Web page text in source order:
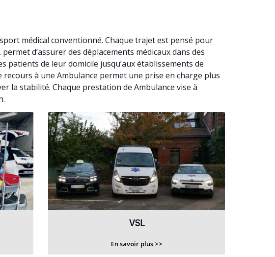
médical conventionné. Chaque trajet est pensé pour
d’assurer des déplacements médicaux dans des
patients de leur domicile jusqu’aux établissements de
à une Ambulance permet une prise en charge plus
la stabilité. Chaque prestation de Ambulance vise à
VSL
En savoir plus >>